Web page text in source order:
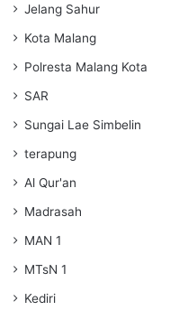
Jelang Sahur
Kota Malang
Polresta Malang Kota
SAR
Sungai Lae Simbelin
terapung
Al Qur'an
Madrasah
MAN 1
MTsN 1
Kediri